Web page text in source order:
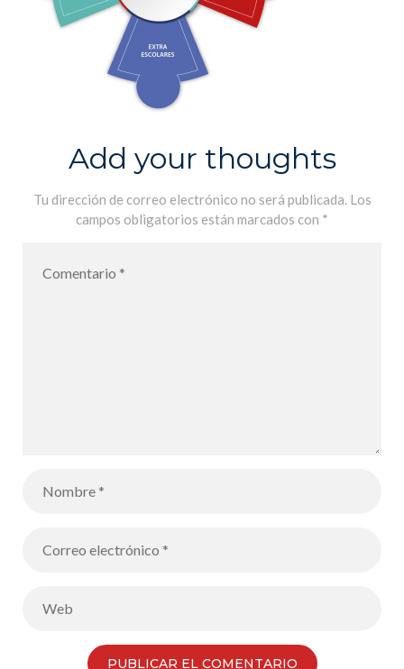
Add your thoughts
Tu dirección de correo electrónico no será publicada. Los
campos obligatorios están marcados con *